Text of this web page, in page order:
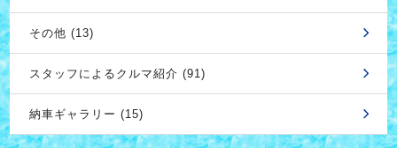
その他 (13)
スタッフによるクルマ紹介 (91)
納車ギャラリー (15)